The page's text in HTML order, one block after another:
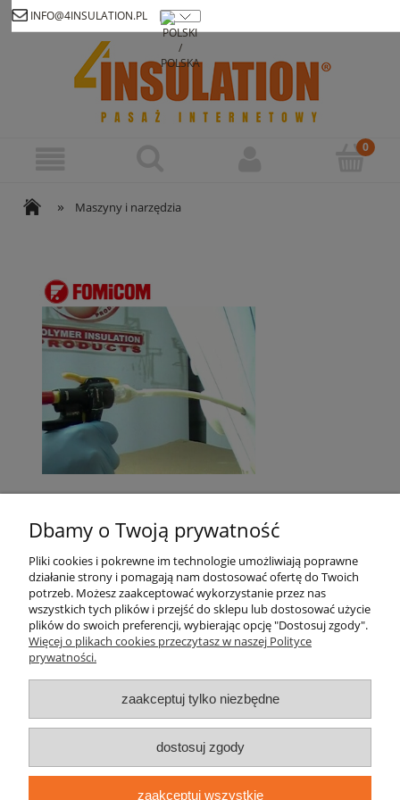
INFO@4INSULATION.PL
Zarejestruj się
» Maszyny i narzędzia
Pomoc
Kategorie
Płatności i dostawa
Informacje
Dbamy o Twoją prywatność
Pliki cookies i pokrewne im technologie umożliwiają poprawne
działanie strony i pomagają nam dostosować ofertę do Twoich
potrzeb. Możesz zaakceptować wykorzystanie przez nas
wszystkich tych plików i przejść do sklepu lub dostosować użycie
plików do swoich preferencji, wybierając opcję "Dostosuj zgody".
Więcej o plikach cookies przeczytasz w naszej Polityce
prywatności.
zaakceptuj tylko niezbędne
dostosuj zgody
zaakceptuj wszystkie